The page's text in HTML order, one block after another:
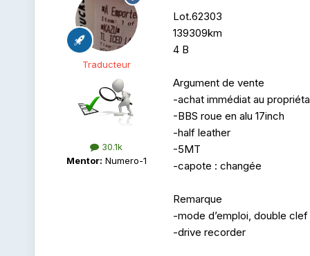
Traducteur
30.1k
Mentor: Numero-1
Lot.62303
139309km
4 B
Argument de vente
-achat immédiat au
-BBS roue en alu 17inch
-half leather
-5MT
-capote : changée
Remarque
-mode d’emploi, double clef
-drive recorder